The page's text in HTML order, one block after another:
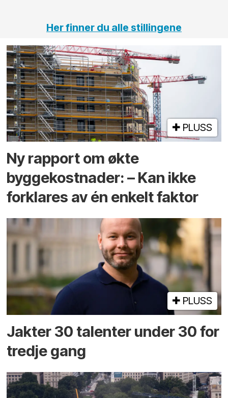
Her finner du alle stillingene
PLUSS
Ny rapport om økte
byggekostnader: – Kan ikke
forklares av én enkelt faktor
PLUSS
Jakter 30 talenter under 30 for
tredje gang